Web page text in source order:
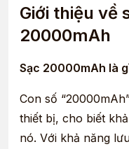
Giới thiệu về
20000mAh
Sạc 20000mAh là
Con số
thiết bị, cho biết
nó. Với khả năng